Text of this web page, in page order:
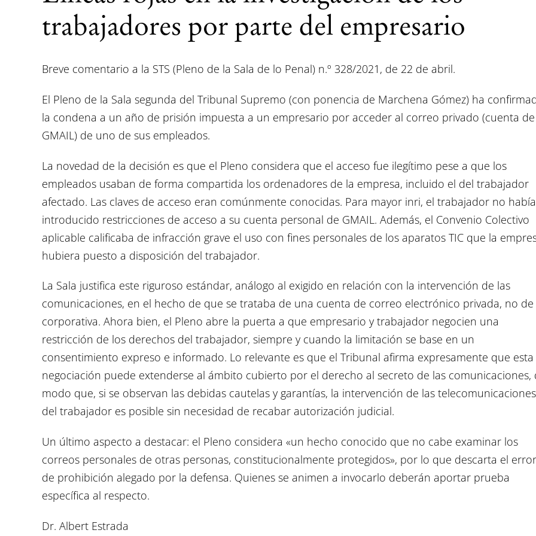
trabajadores por parte del empresario
Breve comentario a la STS (Pleno de la Sala de lo Penal) n.º 328/2021, de 22 de abril.
El Pleno de la Sala segunda del Tribunal Supremo (con ponencia de Marchena Gómez) ha
la condena a un año de prisión impuesta a un empresario por acceder al correo privado (cuenta de
GMAIL) de uno de sus empleados.
La novedad de la decisión es que el Pleno considera que el acceso fue ilegítimo pese a que los
empleados usaban de forma compartida los ordenadores de la empresa, incluido el del trabajador
afectado. Las claves de acceso eran comúnmente conocidas. Para mayor inri, el trabajador no había
introducido restricciones de acceso a su cuenta personal de GMAIL. Además, el Convenio Colectivo
aplicable calificaba de infracción grave el uso con fines personales de los aparatos TIC que la
hubiera puesto a disposición del trabajador.
La Sala justifica este riguroso estándar, análogo al exigido en relación con la intervención de las
comunicaciones, en el hecho de que se trataba de una cuenta de correo electrónico privada, no de
corporativa. Ahora bien, el Pleno abre la puerta a que empresario y trabajador negocien una
restricción de los derechos del trabajador, siempre y cuando la limitación se base en un
consentimiento expreso e informado. Lo relevante es que el Tribunal afirma expresamente que esta
negociación puede extenderse al ámbito cubierto por el derecho al secreto de las comunicaciones,
modo que, si se observan las debidas cautelas y garantías, la intervención de las telecomunicaciones
del trabajador es posible sin necesidad de recabar autorización judicial.
Un último aspecto a destacar: el Pleno considera «un hecho conocido que no cabe examinar los
correos personales de otras personas, constitucionalmente protegidos», por lo que descarta el error
de prohibición alegado por la defensa. Quienes se animen a invocarlo deberán aportar prueba
específica al respecto.
Dr. Albert Estrada